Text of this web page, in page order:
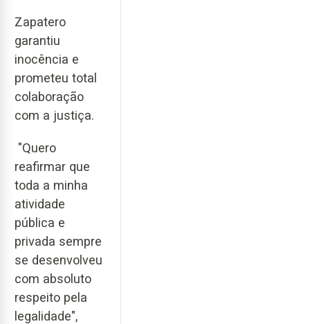
Zapatero
garantiu
inocência e
prometeu total
colaboração
com a justiça.
"Quero
reafirmar que
toda a minha
atividade
pública e
privada sempre
se desenvolveu
com absoluto
respeito pela
legalidade",